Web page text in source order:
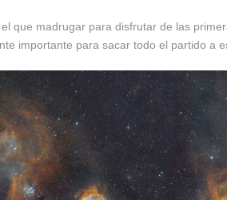
que madrugar para disfrutar de las
importante para sacar todo el partido a